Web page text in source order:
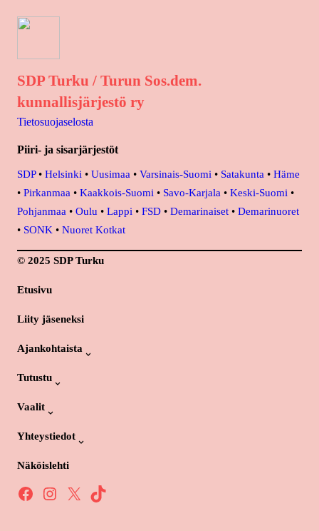
SDP Turku / Turun Sos.dem.
kunnallisjärjestö ry
Tietosuojaselosta
Piiri- ja sisarjärjestöt
SDP• Helsinki • Uusimaa • Varsinais-Suomi • Satakunta • Häme
• Pirkanmaa • Kaakkois-Suomi • Savo-Karjala • Keski-Suomi •
Pohjanmaa • Oulu • Lappi • FSD • Demarinaiset • Demarinuoret
• SONK • Nuoret Kotkat
© 2025 SDP Turku
Etusivu
Liity jäseneksi
Ajankohtaista
Tutustu
Vaalit
Yhteystiedot
Näköislehti
Facebook Instagram X TikTok